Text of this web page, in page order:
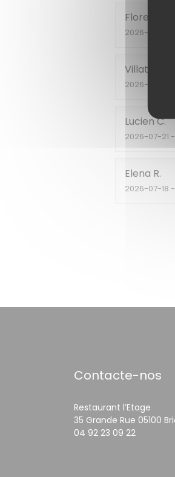
Florent
2026-07-28
Villata
2026-07-23
LucienC
2026-07-21
Elena R
2026-07-18
Contacte-nos
Restaurant l’Etage
35 Grande Rue 05100
04 92 23 09 22